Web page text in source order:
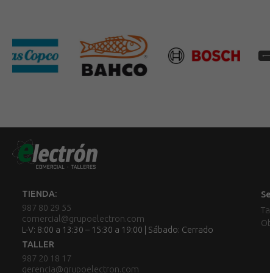
TIENDA:
987 80 29 55
comercial@grupoelectron.com
L-V: 8:00 a 13:30 – 15:30 a 19:00 | Sábado: Cerrado
TALLER
987 20 18 17
gerencia@grupoelectron.com